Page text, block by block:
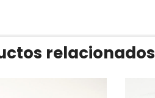
relacionados